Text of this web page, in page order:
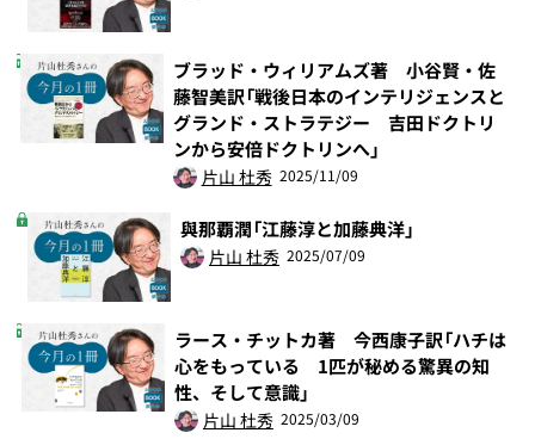
ブラッド・ウィリアムズ著 小谷賢・佐
藤智美訳「戦後日本のインテリジェンスと
グランド・ストラテジー 吉田ドクトリ
ンから安倍ドクトリンへ」
片山 杜秀 2025/11/09
與那覇潤「江藤淳と加藤典洋」
片山 杜秀 2025/07/09
ラース・チットカ著 今西康子訳「ハチは
心をもっている 1匹が秘める驚異の知
性、そして意識」
片山 杜秀 2025/03/09